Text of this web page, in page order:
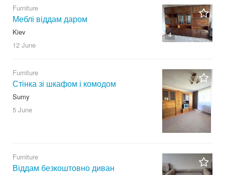
4
Furniture
Меблі віддам даром
Kiev
12 June
Furniture
Стінка зі шкафом і комодом
Sumy
5 June
Furniture
Віддам безкоштовно диван